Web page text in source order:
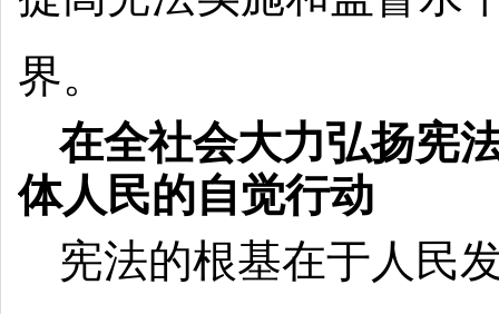
界。
在全社会大力弘扬宪
体人民的自觉行动
宪法的根基在于人民